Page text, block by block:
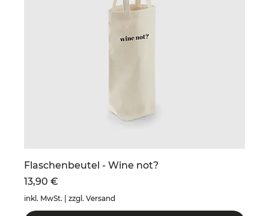
Flaschenbeutel - Wine not?
Preis
13,90 €
inkl. MwSt. zzgl. Versand